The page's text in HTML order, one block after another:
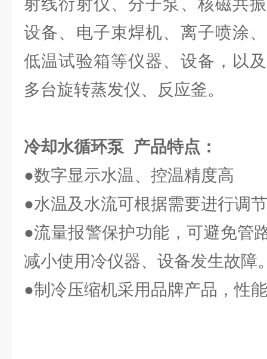
射线衍射仪、分子泵、核磁共
设备、电子束焊机、离子喷涂
低温试验箱等仪器、设备，以
多台旋转蒸发仪、反应釜。
冷却水循环泵
产品特点：
●数字显示水温、控温精度高
●水温及水流可根据需要进行调
●流量报警保护功能，可避免管
减小使用冷仪器、设备发生故障
●制冷压缩机采用品牌产品，性